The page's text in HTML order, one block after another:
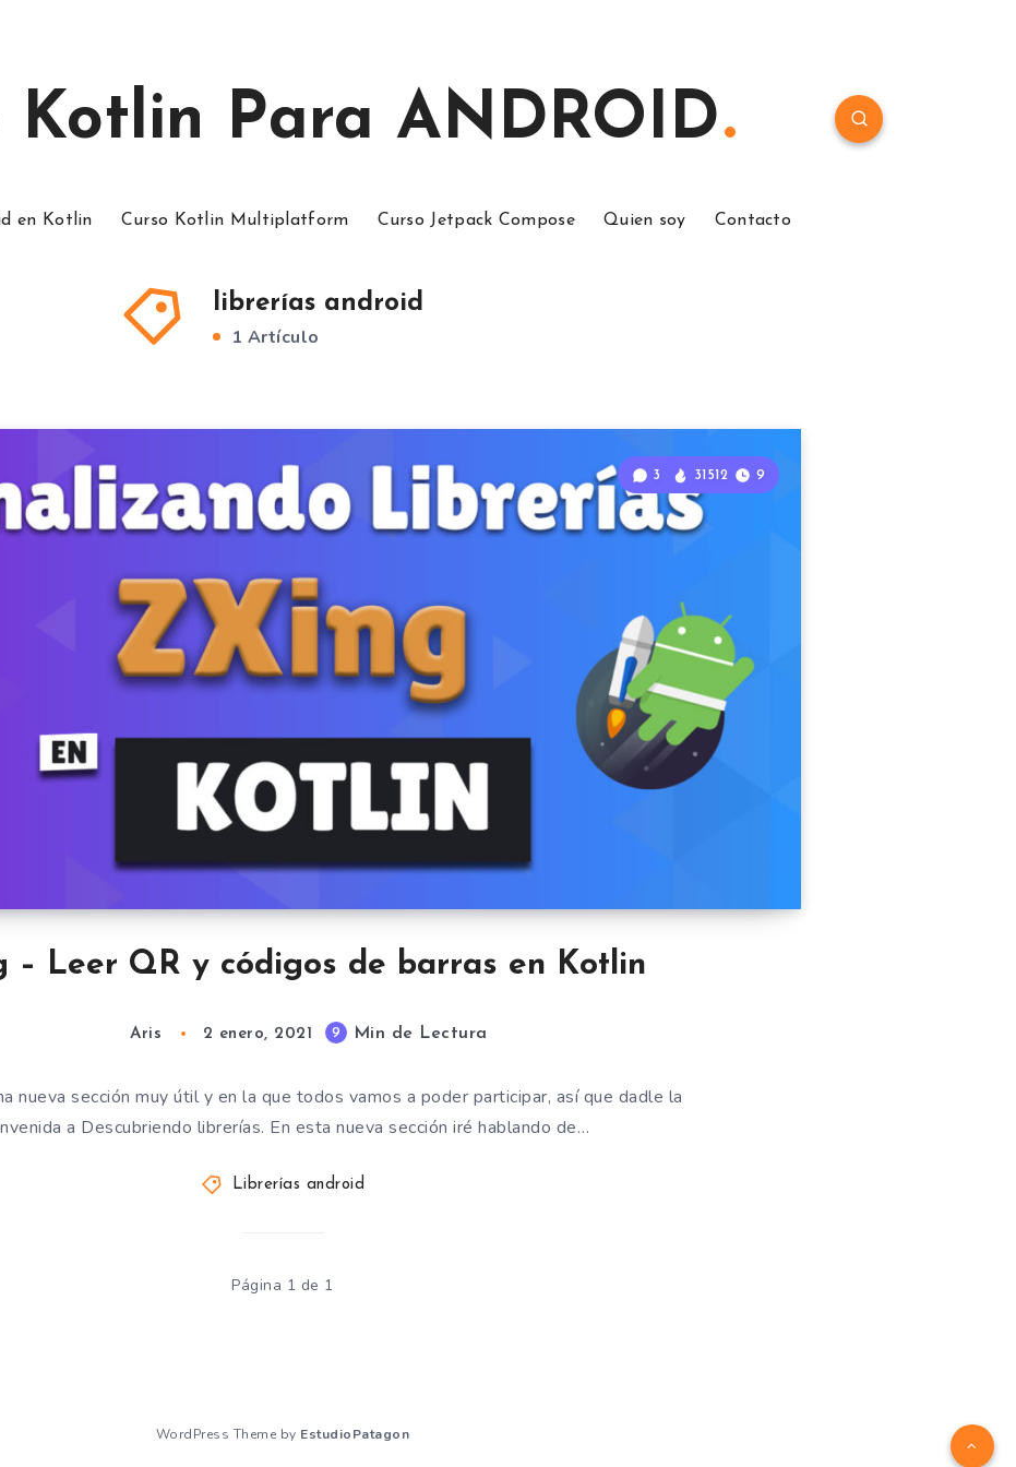
Kotlin Para ANDROID
en Kotlin Curso Kotlin Multiplatform Curso Jetpack Compose Quien soy Contacto
librerías android
1 Artículo
– Leer QR y códigos de barras en Kotlin
3 31512 9
Aris 2 enero, 2021 9 Min de Lectura
nueva sección muy útil y en la que todos vamos a poder participar, así que dadle la
a Descubriendo librerías. En esta nueva sección iré hablando de…
Librerías android
Página 1 de 1
WordPress Theme by EstudioPatagon